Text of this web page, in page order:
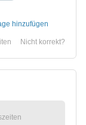
hinzufügen
Nicht korrekt?